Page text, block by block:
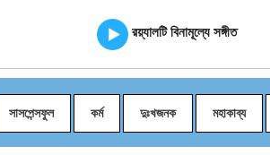
রয়্যালটি বিনামূল্যে সঙ্গীত
সাসপেন্সফুল কর্ম দুঃখজনক মহাকাব্য